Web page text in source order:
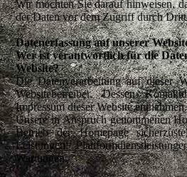
Wir möchten Sie darauf hinweisen,
der Daten vor dem Zugriff durch
Datenerfassung auf unserer
Wer ist verantwortlich für die
Website?
Die Datenverarbeitung auf dieser
Websitebetreiber. Dessen
Impressum dieser Website entnehmen.
Unsere in Anspruch genommenen
Betrieb der Homepage
Leistungen:
Wartungen.